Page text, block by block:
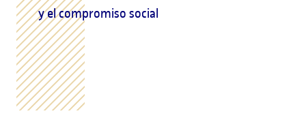
y el compromiso social